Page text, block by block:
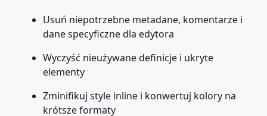
Usuń niepotrzebne metadane, komentarze i
dane specyficzne dla edytora
Wyczyść nieużywane definicje i ukryte
elementy
Zminifikuj style inline i konwertuj kolory na
krótsze formaty